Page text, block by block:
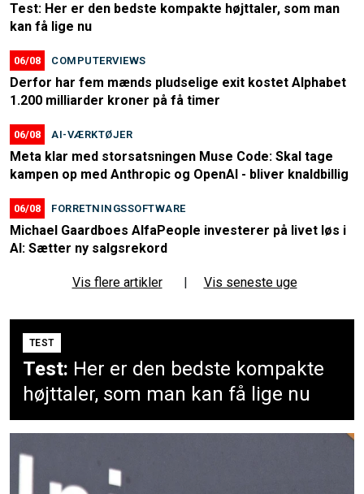
Test: Her er den bedste kompakte højttaler, som man
kan få lige nu
06/08 COMPUTERVIEWS
Derfor har fem mænds pludselige exit kostet Alphabet
1.200 milliarder kroner på få timer
06/08 AI-VÆRKTØJER
Meta klar med storsatsningen Muse Code: Skal tage
kampen op med Anthropic og OpenAI - bliver knaldbillig
06/08 FORRETNINGSSOFTWARE
Michael Gaardboes AlfaPeople investerer på livet løs i
AI: Sætter ny salgsrekord
Vis flere artikler | Vis seneste uge
TEST
Test: Her er den bedste kompakte
højttaler, som man kan få lige nu